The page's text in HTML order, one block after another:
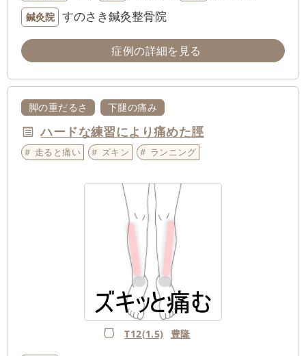
鍼灸院 すのさき鍼灸整骨院
症例の詳細を見る
脚の重だるさ 下腿の痛み
ハードな練習により痛めた脛
走ると痛い ズキン ランニング
T12(1.5) 豊隆